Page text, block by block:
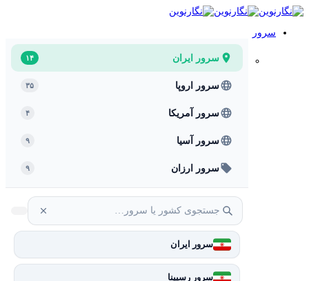
سرور
سرور ایران ۱۴
سرور اروپا ۳۵
سرور آمریکا ۴
سرور آسیا ۹
سرور ارزان ۹
سرور ایران
سرور رسپینا